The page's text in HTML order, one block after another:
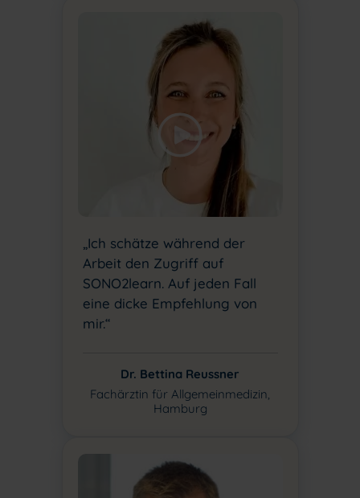
„Ich schätze während der
Arbeit den Zugriff auf
SONO2learn. Auf jeden Fall
eine dicke Empfehlung von
mir.“
Dr. Bettina Reussner
Fachärztin für Allgemeinmedizin,
Hamburg